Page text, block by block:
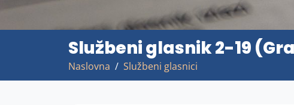
Službeni glasnik 2-19
Naslovna Službeni glasnici